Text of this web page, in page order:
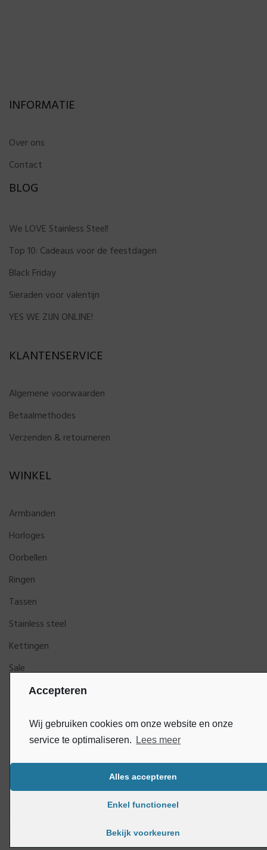
Accepteren
Wij gebruiken cookies om onze website en onze
service te optimaliseren.
Lees meer
Alles accepteren
Enkel functioneel
Bekijk voorkeuren
INFORMATIE
Over ons
Contact
BLOG
We LOVE Stainless Steel!
Top 10: Cadeaus voor de feestdagen
Black Friday
Sieraden voor valentijn
YES WE ZIJN ONLINE!
KLANTENSERVICE
Algemene voorwaarden
Betaalmethodes
Verzenden & retourneren
WINKEL
Armbanden
Horloges
Oorbellen
Ringen
Tassen
Stainless steel
Kettingen
Sale
Copyright © DijkGelukSieraden | Ontwikkeld door